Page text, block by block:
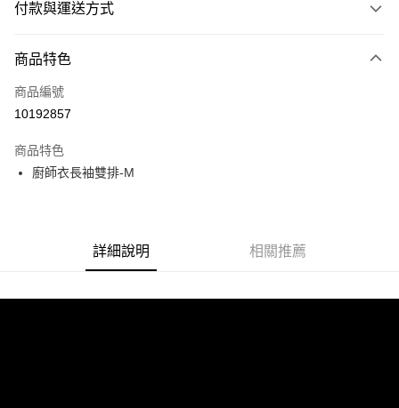
付款與運送方式
信用卡一次付款
超商取貨付款
Apple Pay
ATM付款
商品特色
商品編號
10192857
商品特色
廚師衣長袖雙排-M
詳細說明 相關推薦